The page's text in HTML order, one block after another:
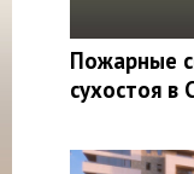
Пожарные
сухостоя в